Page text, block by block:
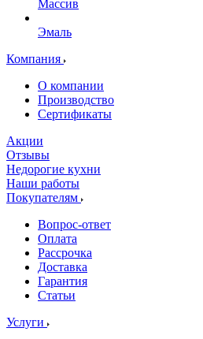
Массив
Эмаль
Компания
О компании
Производство
Сертификаты
Акции
Отзывы
Недорогие кухни
Наши работы
Покупателям
Вопрос-ответ
Оплата
Рассрочка
Доставка
Гарантия
Статьи
Услуги